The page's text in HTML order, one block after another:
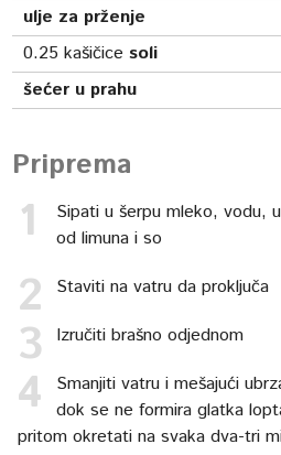
ulje za prženje
0.25 kašičicesoli
šećer u prahu
Priprema
Sipati u šerpu mleko, vodu,
od limuna i so
Staviti na vatru da proključa
Izručiti brašno odjednom
Smanjiti vatru i mešajući
dok se ne formira glatka
pritom okretati na svaka dva-tri